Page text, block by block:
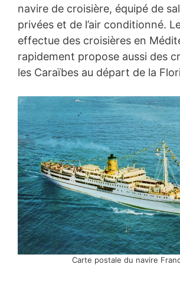
navire de croisière, équipé de
privées et de l’air conditionné.
effectue des croisières en
rapidement propose aussi des
les Caraïbes au départ de la
Carte postale du navire